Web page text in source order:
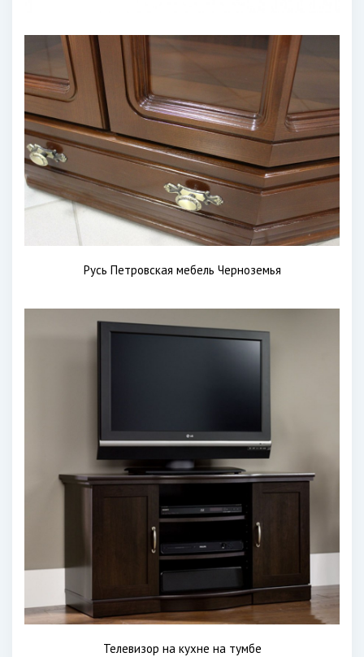
Русь Петровская мебель Черноземья
Телевизор на кухне на тумбе